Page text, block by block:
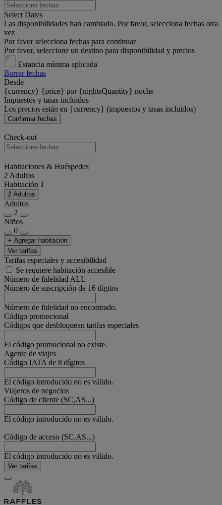
Select Dates
Las disponibilidades han cambiado. Por favor, selecciona fechas otra
vez
Por favor selecciona fechas para continuar
Por favor, seleccione un destino para disponibilidad y precios
Estancia mínima aplicada
Borrar fechas
Desde
{currency} {price} por {nightsQuantity} noche
Impuestos y tasas incluidos
Los precios están en {currency} (impuestos y tasas incluidos)
Confirmar fechas
Check-out
Habitaciones & Huéspedes
2 Adultos
Habitación 1
2 Adultos
Adultos
2
Niños
0
+ Agregar habitación
Ver tarifas
Tarifas especiales y accesibilidad
Se requiere habitación accesible
Número de fidelidad ALL
Número de suscripción de 16 dígitos
Número de fidelidad no encontrado.
Código promocional
Códigos que desbloquean tarifas especiales
El código promocional no existe.
Agente de viajes
Código IATA de 8 dígitos
El código introducido no es válido.
Viajeros de negocios
Código de cliente (SC,AS...)
El código introducido no es válido.
Código de acceso (SC,AS...)
El código introducido no es válido.
Ver tarifas